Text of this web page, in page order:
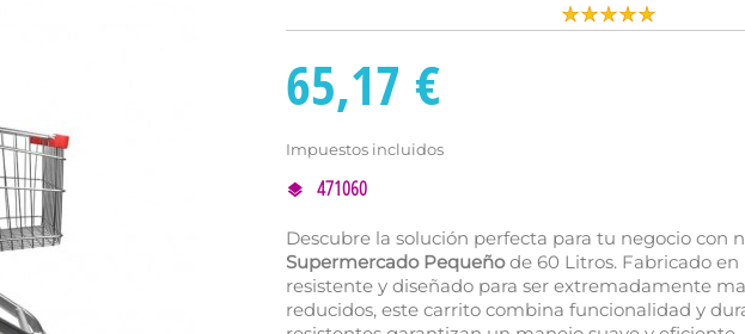
65,17 €
Impuestos incluidos
471060
Descubre la solución perfecta para tu negocio con
Supermercado Pequeñode 60 Litros. Fabricado
resistente y diseñado para ser extremadamente
reducidos, este carrito combina funcionalidad y